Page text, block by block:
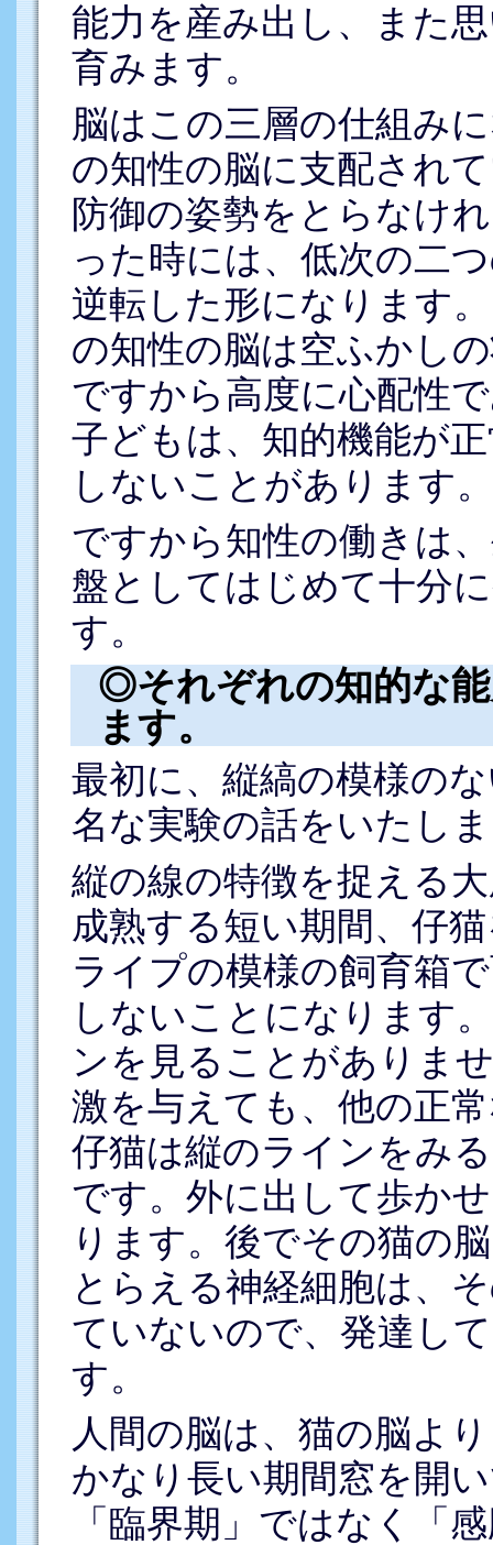
能力を産み出し、また
育みます。
脳はこの三層の仕組み
の知性の脳に支配され
防御の姿勢をとらなけ
った時には、低次の二
逆転した形になります
の知性の脳は空ふかし
ですから高度に心配性
子どもは、知的機能が
しないことがあります。
ですから知性の働きは
盤としてはじめて十分
す。
◎それぞれの知的な
ます。
最初に、縦縞の模様の
名な実験の話をいたし
縦の線の特徴を捉える
成熟する短い期間、仔
ライプの模様の飼育箱
しないことになります
ンを見ることがありま
激を与えても、他の正
仔猫は縦のラインをみ
です。外に出して歩か
ります。後でその猫の
とらえる神経細胞は、
ていないので、発達し
す。
人間の脳は、猫の脳よ
かなり長い期間窓を開
「臨界期」ではなく「